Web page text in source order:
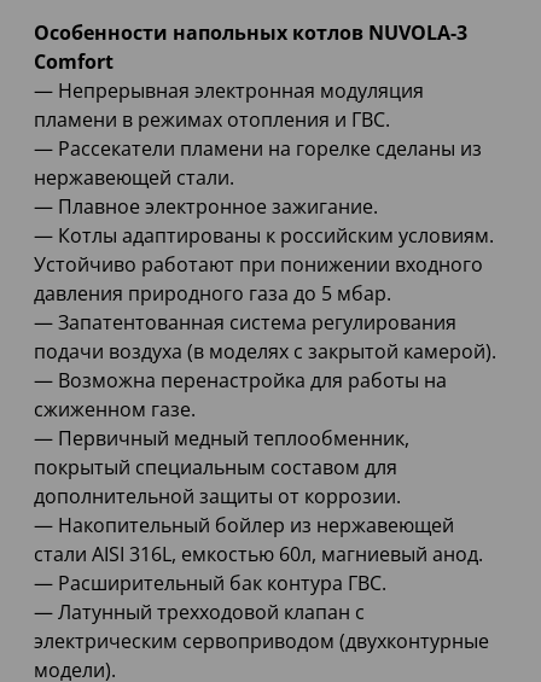
Особенности напольных котлов NUVOLA-3
Comfort
— Непрерывная электронная модуляция
пламени в режимах отопления и ГВС.
— Рассекатели пламени на горелке сделаны из
нержавеющей стали.
— Плавное электронное зажигание.
— Котлы адаптированы к российским условиям.
Устойчиво работают при понижении входного
давления природного газа до 5 мбар.
— Запатентованная система регулирования
подачи воздуха (в моделях с закрытой камерой).
— Возможна перенастройка для работы на
сжиженном газе.
— Первичный медный теплообменник,
покрытый специальным составом для
дополнительной защиты от коррозии.
— Накопительный бойлер из нержавеющей
стали AISI 316L, емкостью 60л, магниевый анод.
— Расширительный бак контура ГВС.
— Латунный трехходовой клапан с
электрическим сервоприводом (двухконтурные
модели).